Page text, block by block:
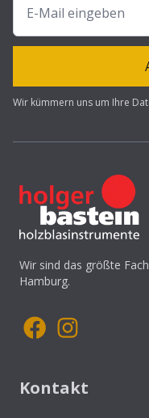
Wir kümmern uns um Ihre
Wir sind das größte
Hamburg.
Kontakt